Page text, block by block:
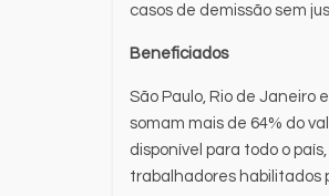
casos de demissão sem
Beneficiados
São Paulo, Rio de Janeiro
somam mais de 64% do
disponível para todo o
trabalhadores habilitados